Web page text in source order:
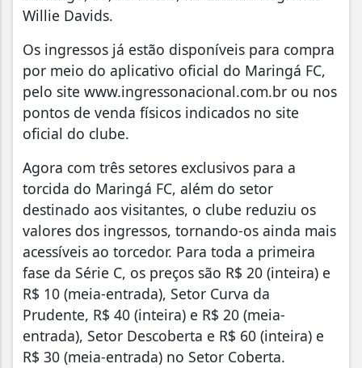
Willie Davids.
Os ingressos já estão disponíveis para compra
por meio do aplicativo oficial do Maringá FC,
pelo site www.ingressonacional.com.br ou nos
pontos de venda físicos indicados no site
oficial do clube.
Agora com três setores exclusivos para a
torcida do Maringá FC, além do setor
destinado aos visitantes, o clube reduziu os
valores dos ingressos, tornando-os ainda mais
acessíveis ao torcedor. Para toda a primeira
fase da Série C, os preços são R$ 20 (inteira) e
R$ 10 (meia-entrada), Setor Curva da
Prudente, R$ 40 (inteira) e R$ 20 (meia-
entrada), Setor Descoberta e R$ 60 (inteira) e
R$ 30 (meia-entrada) no Setor Coberta.